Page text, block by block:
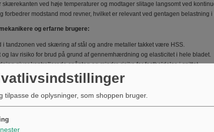
ved høje temperaturer og modtager slitage langsomt ved
forbedrer modstand mod revner, hvilket er relevant ved gentagen belastning
og erfarne brugere:
i tandzonen ved skæring af stål og andre metaller takket være HSS.
og lav risiko for brud på grund af gennemhærdning og elasticitet i hele bladet.
giver kontrollerede spåntag og mindre risiko for fastholdelse i snittet.
gør bladet kompatibelt med mange håndsave og maskinholdere, der
Bladet passer i saveskafter og holderprofiler der accepterer 12,5
det anvendes i både manuel båndsav og visse stationære savemoduler,
altid savens spænding og fastgørelse efter fabrikantens anvisninger før
4000896009817 og MPN 607.83.07 angiver den konkrete variant fra Hazet.
tilpasse de oplysninger, som shoppen bruger.